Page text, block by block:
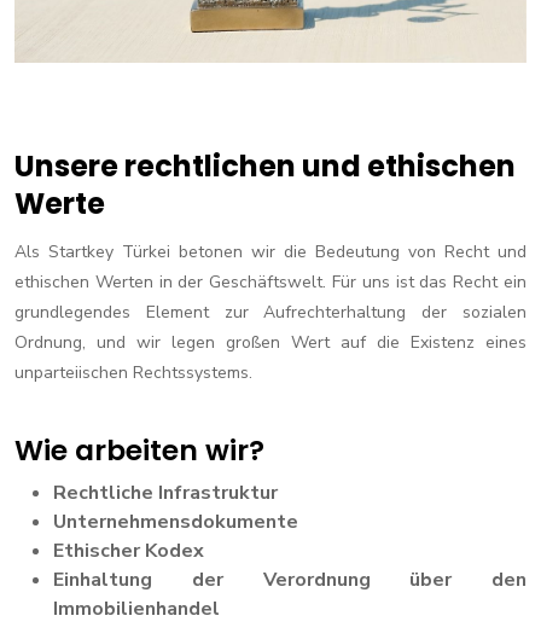
Unsere rechtlichen und ethischen
Werte
Als Startkey Türkei betonen wir die Bedeutung von Recht und
ethischen Werten in der Geschäftswelt. Für uns ist das Recht ein
grundlegendes Element zur Aufrechterhaltung der sozialen
Ordnung, und wir legen großen Wert auf die Existenz eines
unparteiischen Rechtssystems.
Wie arbeiten wir?
Rechtliche Infrastruktur
Unternehmensdokumente
Ethischer Kodex
Einhaltung der Verordnung über den
Immobilienhandel